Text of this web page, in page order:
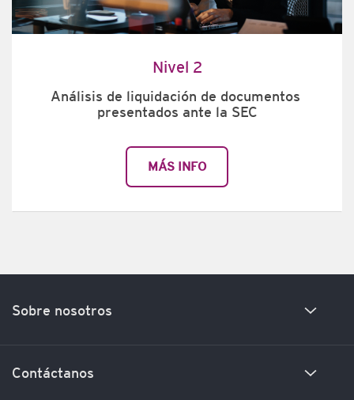
Nivel 2
Análisis de liquidación de documentos
presentados ante la SEC
MÁS INFO
Sobre nosotros
Encuentra a nuestro equipo
Contáctanos